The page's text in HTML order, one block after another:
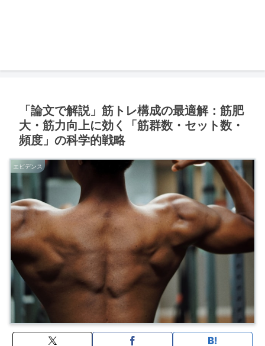
「論文で解説」筋トレ構成の最適解：筋肥
大・筋力向上に効く「筋群数・セット数・
頻度」の科学的戦略
エビデンス